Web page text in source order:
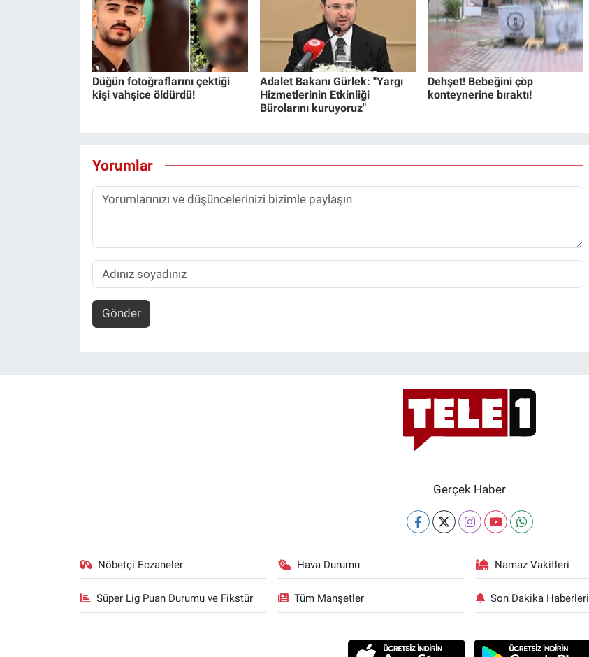
Düğün fotoğraflarını çektiği
kişi vahşice öldürdü!
Adalet Bakanı Gürlek: "Yargı
Hizmetlerinin Etkinliği
Bürolarını kuruyoruz"
Dehşet! Bebeğini çöp
konteynerine bıraktı!
Yorumlar
Gönder
Gerçek Haber
Nöbetçi Eczaneler Hava Durumu Namaz Vakitleri
Süper Lig Puan Durumu ve Fikstür Tüm Manşetler Son Dakika Haberleri
Yerel Gündem
Yerel Yaşam
Canlı Yayın